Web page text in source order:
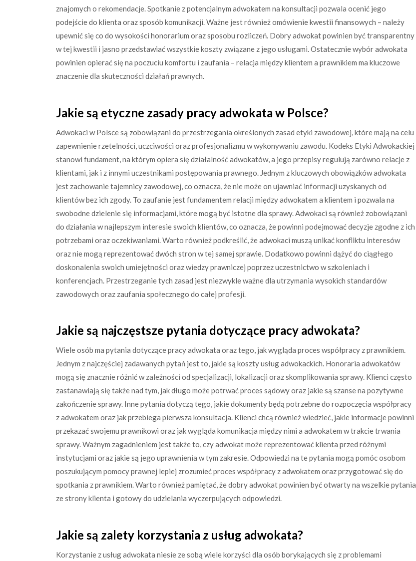
znajomych o rekomendacje. Spotkanie z potencjalnym adwokatem na konsultacji pozwala ocenić jego
podejście do klienta oraz sposób komunikacji. Ważne jest również omówienie kwestii finansowych – należy
upewnić się co do wysokości honorarium oraz sposobu rozliczeń. Dobry adwokat powinien być transparentny
w tej kwestii i jasno przedstawiać wszystkie koszty związane z jego usługami. Ostatecznie wybór adwokata
powinien opierać się na poczuciu komfortu i zaufania – relacja między klientem a prawnikiem ma kluczowe
znaczenie dla skuteczności działań prawnych.
Jakie są etyczne zasady pracy adwokata w Polsce?
Adwokaci w Polsce są zobowiązani do przestrzegania określonych zasad etyki zawodowej, które mają na celu
zapewnienie rzetelności, uczciwości oraz profesjonalizmu w wykonywaniu zawodu. Kodeks Etyki Adwokackiej
stanowi fundament, na którym opiera się działalność adwokatów, a jego przepisy regulują zarówno relacje z
klientami, jak i z innymi uczestnikami postępowania prawnego. Jednym z kluczowych obowiązków adwokata
jest zachowanie tajemnicy zawodowej, co oznacza, że nie może on ujawniać informacji uzyskanych od
klientów bez ich zgody. To zaufanie jest fundamentem relacji między adwokatem a klientem i pozwala na
swobodne dzielenie się informacjami, które mogą być istotne dla sprawy. Adwokaci są również zobowiązani
do działania w najlepszym interesie swoich klientów, co oznacza, że powinni podejmować decyzje zgodne z ich
potrzebami oraz oczekiwaniami. Warto również podkreślić, że adwokaci muszą unikać konfliktu interesów
oraz nie mogą reprezentować dwóch stron w tej samej sprawie. Dodatkowo powinni dążyć do ciągłego
doskonalenia swoich umiejętności oraz wiedzy prawniczej poprzez uczestnictwo w szkoleniach i
konferencjach. Przestrzeganie tych zasad jest niezwykle ważne dla utrzymania wysokich standardów
zawodowych oraz zaufania społecznego do całej profesji.
Jakie są najczęstsze pytania dotyczące pracy adwokata?
Wiele osób ma pytania dotyczące pracy adwokata oraz tego, jak wygląda proces współpracy z prawnikiem.
Jednym z najczęściej zadawanych pytań jest to, jakie są koszty usług adwokackich. Honoraria adwokatów
mogą się znacznie różnić w zależności od specjalizacji, lokalizacji oraz skomplikowania sprawy. Klienci często
zastanawiają się także nad tym, jak długo może potrwać proces sądowy oraz jakie są szanse na pozytywne
zakończenie sprawy. Inne pytania dotyczą tego, jakie dokumenty będą potrzebne do rozpoczęcia współpracy
z adwokatem oraz jak przebiega pierwsza konsultacja. Klienci chcą również wiedzieć, jakie informacje powinni
przekazać swojemu prawnikowi oraz jak wygląda komunikacja między nimi a adwokatem w trakcie trwania
sprawy. Ważnym zagadnieniem jest także to, czy adwokat może reprezentować klienta przed różnymi
instytucjami oraz jakie są jego uprawnienia w tym zakresie. Odpowiedzi na te pytania mogą pomóc osobom
poszukującym pomocy prawnej lepiej zrozumieć proces współpracy z adwokatem oraz przygotować się do
spotkania z prawnikiem. Warto również pamiętać, że dobry adwokat powinien być otwarty na wszelkie pytania
ze strony klienta i gotowy do udzielania wyczerpujących odpowiedzi.
Jakie są zalety korzystania z usług adwokata?
Korzystanie z usług adwokata niesie ze sobą wiele korzyści dla osób borykających się z problemami